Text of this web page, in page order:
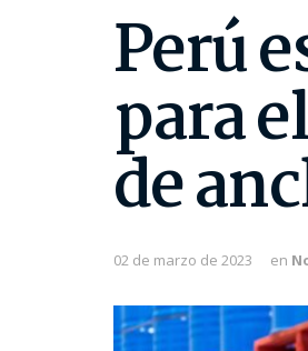
Perú
para
de
02 de marzo de 2023 en